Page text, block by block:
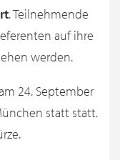
. Teilnehmende
auf ihre
werden.
24. September
statt statt.